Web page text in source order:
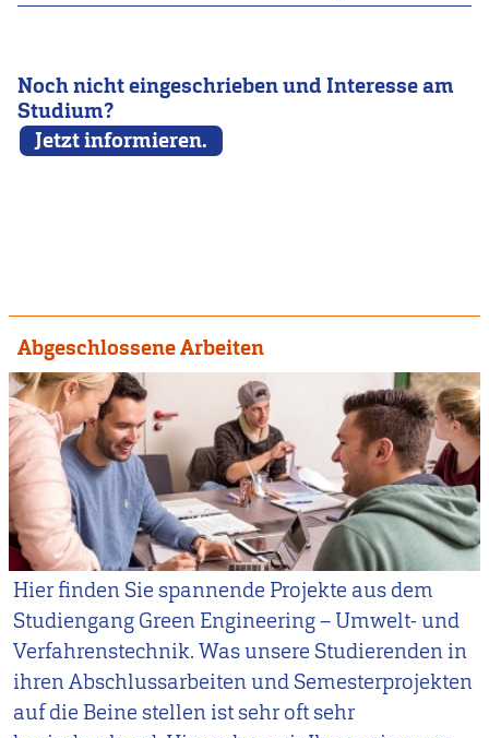
Noch nicht eingeschrieben und Interesse am
Studium?
Jetzt informieren.
Abgeschlossene Arbeiten
Hier finden Sie spannende Projekte aus dem
Studiengang Green Engineering – Umwelt- und
Verfahrenstechnik. Was unsere Studierenden in
ihren Abschlussarbeiten und Semesterprojekten
auf die Beine stellen ist sehr oft sehr